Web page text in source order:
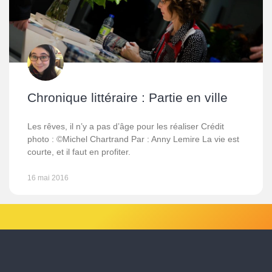
Chronique littéraire : Partie en ville
Les rêves, il n’y a pas d’âge pour les réaliser Crédit
photo : ©Michel Chartrand Par : Anny Lemire La vie est
courte, et il faut en profiter.
16 mai 2016